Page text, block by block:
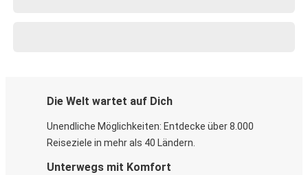
Die Welt wartet auf Dich
Unendliche Möglichkeiten: Entdecke über 8.000
Reiseziele in mehr als 40 Ländern.
Unterwegs mit Komfort